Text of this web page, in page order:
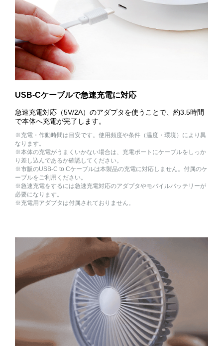
USB-Cケーブルで急速充電に対応
急速充電対応（5V/2A）のアダプタを使うことで、約3.5時間
で本体へ充電が完了します。
※充電・作動時間は目安です。使用頻度や条件（温度・環境）により異
なります。
※本体の充電がうまくいかない場合は、充電ポートにケーブルをしっか
り差し込んであるか確認してください。
※市販のUSB-C to Cケーブルは本製品の充電に対応しません。付属のケ
ーブルをご利用ください。
※急速充電をするには急速充電対応のアダプタやモバイルバッテリーが
必要になります。
※充電用アダプタは付属されておりません。